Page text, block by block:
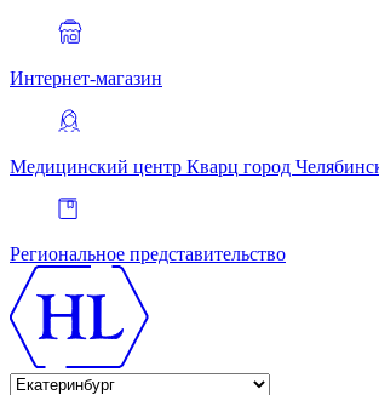
Интернет-магазин
Медицинский центр Кварц город
Региональное представительство